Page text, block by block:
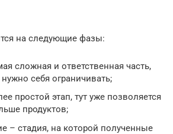
на следующие фазы:
сложная и ответственная часть,
себя ограничивать;
простой этап, тут уже позволяется
продуктов;
– стадия, на которой полученные